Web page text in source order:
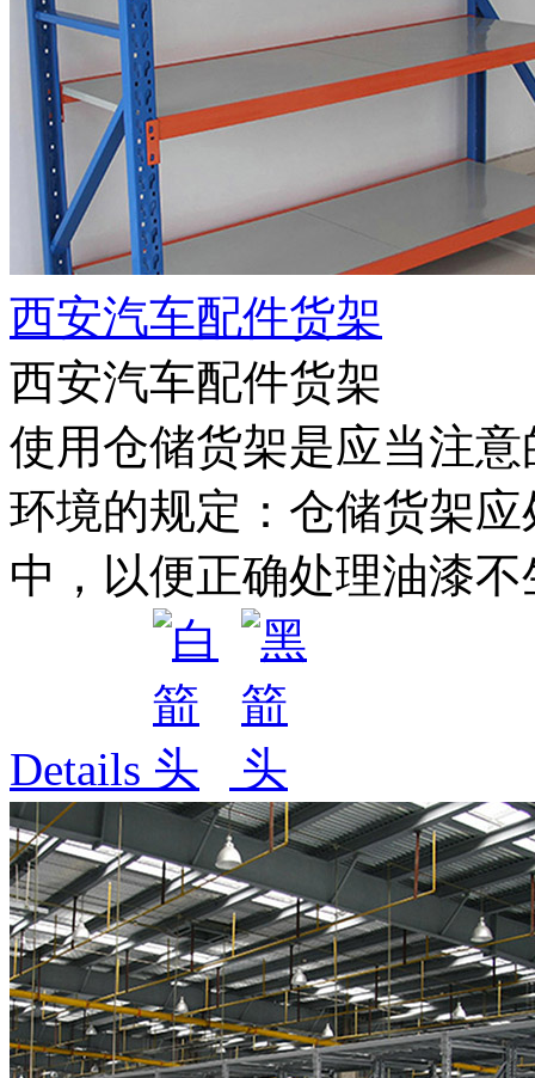
西安汽车配件货架
西安汽车配件货架
使用仓储货架是应当注
环境的规定：仓储货架
中，以便正确处理油漆
Details